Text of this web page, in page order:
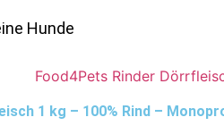
Hunde
1 kg – 100% Rind –